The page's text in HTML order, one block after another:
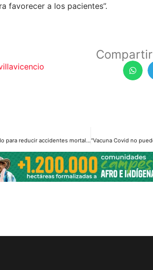
favorecer a los pacientes’’.
Compartir
Pico y placa no ha servido para reducir accidentes mortales en moto